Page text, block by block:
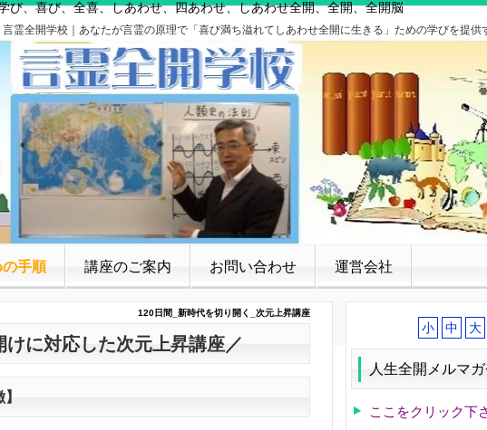
び、喜び、全喜、しあわせ、四あわせ、しあわせ全開、全開、全開脳
言霊全開学校｜あなたが言霊の原理で「喜び満ち溢れてしあわせ全開に生きる」ための学びを提供
手順 講座のご案内 お問い合わせ 運営会社
120日間_新時代を切り開く_次元上昇講座
に対応した次元上昇講座／
小 中 大
人生全開メルマ
ここをクリック下